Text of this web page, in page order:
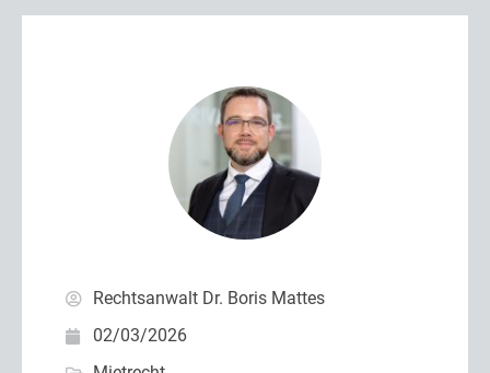
Rechtsanwalt Dr. Boris Mattes
02/03/2026